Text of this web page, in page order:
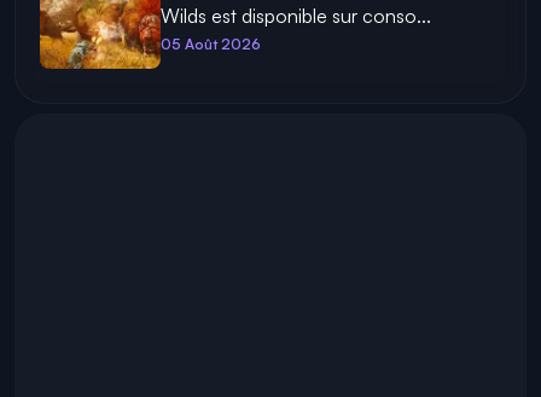
Wilds est disponible sur conso...
05 Août 2026